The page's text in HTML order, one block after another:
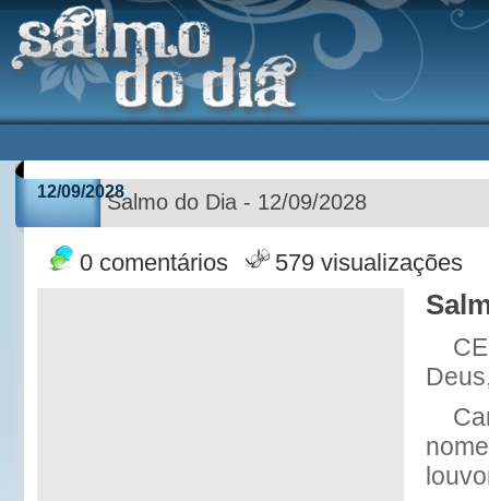
12/09/2028Salmo do Dia - 12/09/2028
0 comentários 579 visualizações